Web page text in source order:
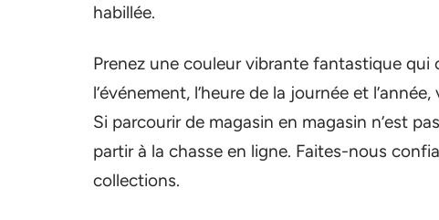
habillée.
Prenez une couleur vibrante fantastique
l’événement, l’heure de la journée et
Si parcourir de magasin en magasin n’est
partir à la chasse en ligne. Faites-nous
collections.